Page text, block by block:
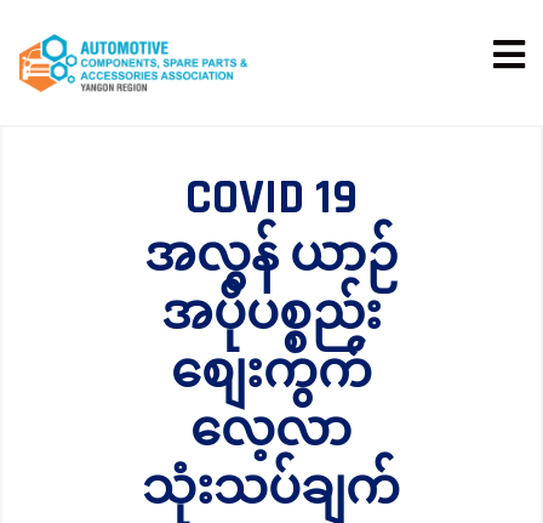
COVID 19
အလွန် ယာဉ်
အပိုပစ္စည်း
စျေးကွက်
လေ့လာ
သုံးသပ်ချက်